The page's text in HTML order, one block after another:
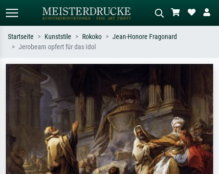
Suchen Sie nach Künstlern, Werktiteln
oder Stilen – z.B. Monet,
Sternennacht, Impressionismus, Welle
Hokusai, Akt.
Wiese, Abstrakt mit viel Rot, Dunkles
Ölgemälde, Stehender Akt neben einem
Baum.
Startseite Kunststile Rokoko
Jean-Honore Fragonard
Jerobeam opfert für das Idol